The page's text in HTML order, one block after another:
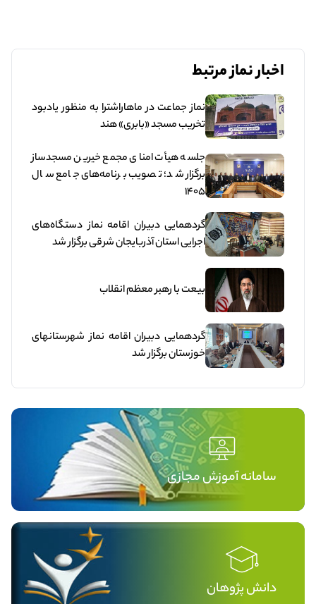
اخبار نماز مرتبط
نماز جماعت در ماهاراشترا به منظور یادبود
تخریب مسجد «بابری» هند
جلسه هیأت امنای مجمع خیرین مسجدساز
برگزار شد؛ تصویب برنامه‌های جامع سال
۱۴۰۵
گردهمایی دبیران اقامه نماز دستگاه‌های
اجرایی استان آذربایجان شرقی برگزار شد
بیعت با رهبر معظم انقلاب
گردهمایی دبیران اقامه نماز شهرستانهای
خوزستان برگزار شد
سامانه آموزش مجازی
دانش پژوهان